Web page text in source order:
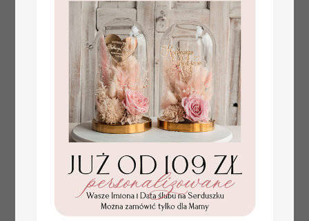
Statuetka pamiątka
Pierwszej Komunii
w pudełku,
Promocja:
85.00 PLN/105.00 PLN